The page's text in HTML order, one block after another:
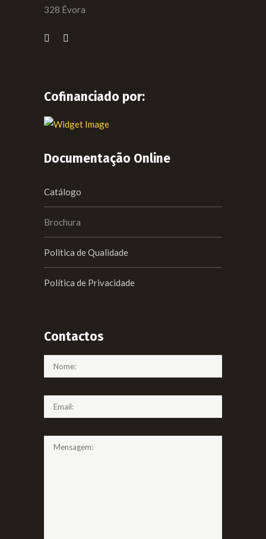
328 Évora
Cofinanciado por:
Documentação Online
Catálogo
Brochura
Politica de Qualidade
Política de Privacidade
Contactos